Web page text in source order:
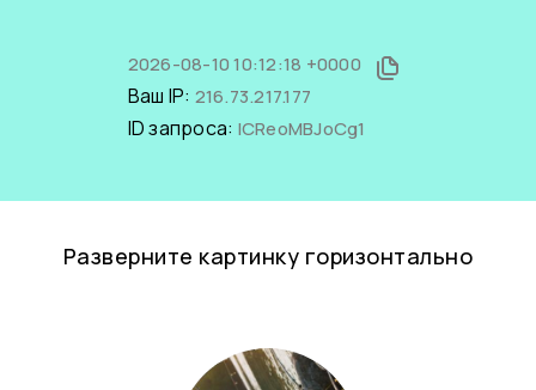
2026-08-10 10:12:18 +0000
Ваш IP: 216.73.217.177
ID запроса: ICReoMBJoCg1
Разверните картинку горизонтально